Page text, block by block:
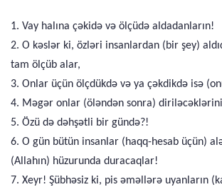
1. Vay halına çəkidə və ölçüdə aldadanların!
2. O kəslər ki, özləri insanlardan (bir şey)
tam ölçüb alar,
3. Onlar üçün ölçdükdə və ya çəkdikdə isə
4. Məgər onlar (öləndən sonra)
5. Özü də dəhşətli bir gündə?!
6. O gün bütün insanlar (haqq-hesab üçün)
(Allahın) hüzurunda duracaqlar!
7. Xeyr! Şübhəsiz ki, pis əməllərə uyanların